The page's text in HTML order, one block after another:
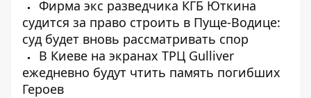
Фирма экс разведчика КГБ Юткина
судится за право строить в Пуще-Водице:
суд будет вновь рассматривать спор
В Киеве на экранах ТРЦ Gulliver
ежедневно будут чтить память погибших
Героев